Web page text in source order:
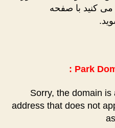
کنید با صفحه
Sorry, the domain
address that does not